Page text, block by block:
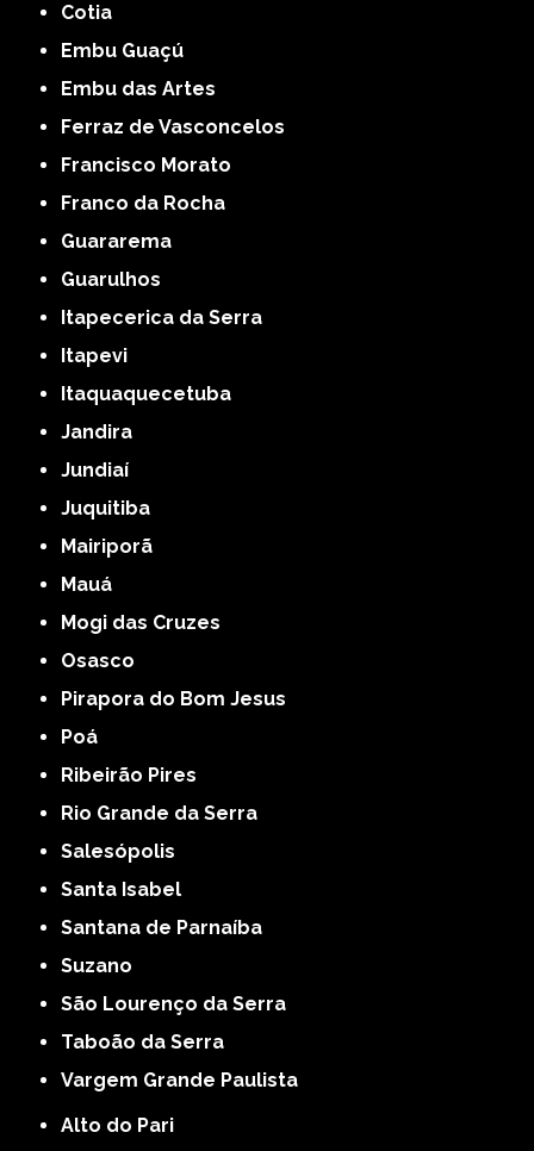
Cotia
Embu Guaçú
Embu das Artes
Ferraz de Vasconcelos
Francisco Morato
Franco da Rocha
Guararema
Guarulhos
Itapecerica da Serra
Itapevi
Itaquaquecetuba
Jandira
Jundiaí
Juquitiba
Mairiporã
Mauá
Mogi das Cruzes
Osasco
Pirapora do Bom Jesus
Poá
Ribeirão Pires
Rio Grande da Serra
Salesópolis
Santa Isabel
Santana de Parnaíba
Suzano
São Lourenço da Serra
Taboão da Serra
Vargem Grande Paulista
Alto do Pari